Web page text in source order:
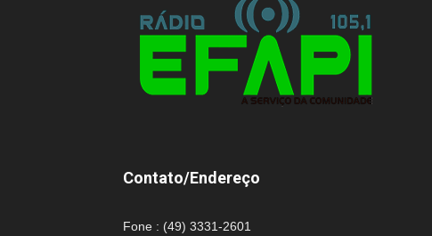
Contato/Endereço
Fone : (49) 3331-2601